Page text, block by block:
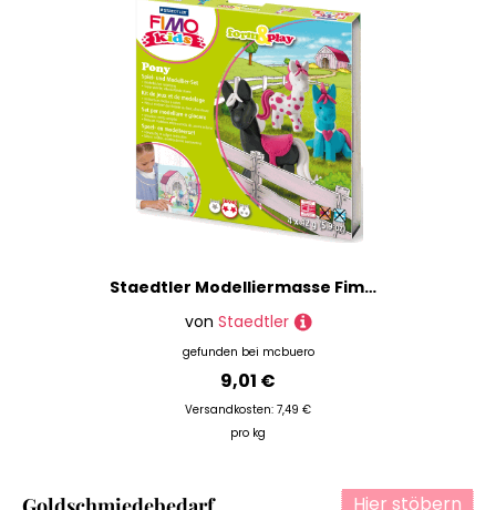
Staedtler Modelliermasse Fimo Kids Form & Play Pony
von Staedtler
gefunden bei mcbuero
9,01 €
Versandkosten: 7,49 €
pro kg
Hier stöbern